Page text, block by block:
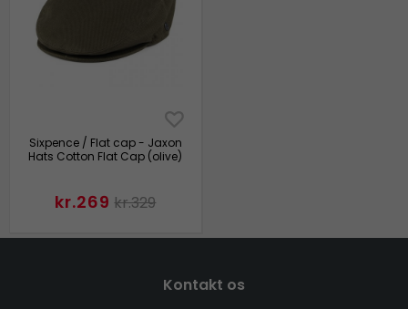
Sixpence / Flat cap - Jaxon
Hats Cotton Flat Cap (olive)
kr.269 kr.329
Kontakt os